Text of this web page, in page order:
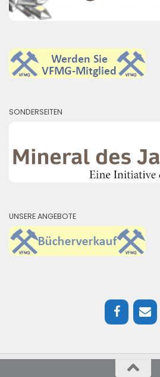
SONDERSEITEN
UNSERE ANGEBOTE